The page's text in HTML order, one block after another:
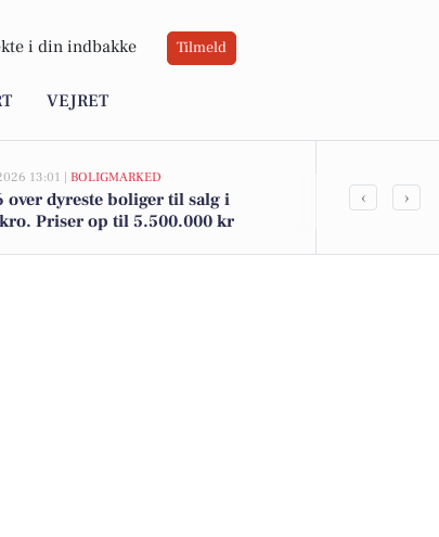
i din indbakke Tilmeld
VEJRET
13:01 | BOLIGMARKED
over dyreste boliger til salg i
Priser op til 5.500.000 kr
‹ ›